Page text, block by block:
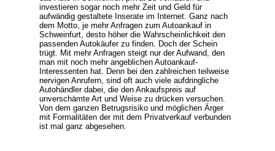
investieren sogar noch mehr Zeit und Geld für
aufwändig gestaltete Inserate im Internet. Ganz nach
dem Motto, je mehr Anfragen zum Autoankauf in
Schweinfurt, desto höher die Wahrscheinlichkeit den
passenden Autokäufer zu finden. Doch der Schein
trügt. Mit mehr Anfragen steigt nur der Aufwand, den
man mit noch mehr angeblichen Autoankauf-
Interessenten hat. Denn bei den zahlreichen teilweise
nervigen Anrufern, sind oft auch viele aufdringliche
Autohändler dabei, die den Ankaufspreis auf
unverschämte Art und Weise zu drücken versuchen.
Von dem ganzen Betrugsrisiko und möglichen Ärger
mit Formalitäten der mit dem Privatverkauf verbunden
ist mal ganz abgesehen.